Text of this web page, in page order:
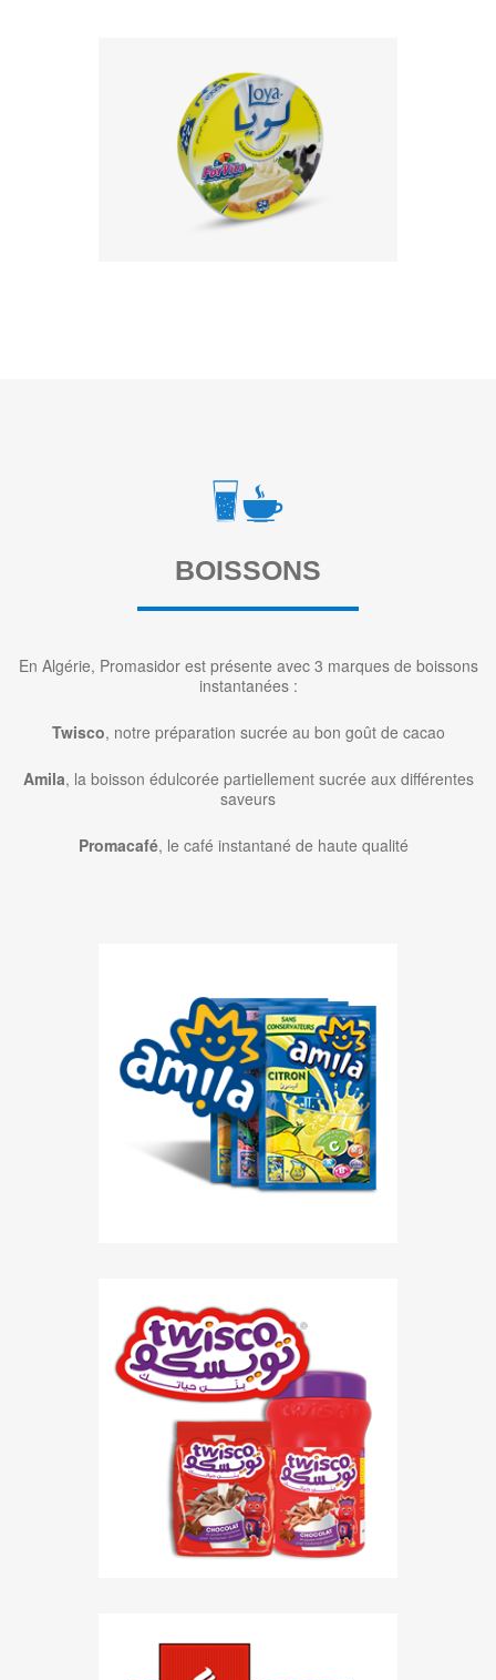
Découvrez le goût de la qualité et
du partage avec les portions Loya.
EN SAVOIR PLUS
BOISSONS
En Algérie, Promasidor est présente avec 3 marques de boissons
instantanées :
Twisco, notre préparation sucrée au bon goût de cacao
Amila, la boisson édulcorée partiellement sucrée aux différentes
saveurs
Promacafé, le café instantané de haute qualité
Les boissons édulcorées
partiellement sucrées Amila, au
délicieux goût fruité vous apportent
joie et bonne humeur au quotidien.
EN SAVOIR PLUS
Avec Twisco, transformez chaque
moment en un délice chocolaté
EN SAVOIR PLUS